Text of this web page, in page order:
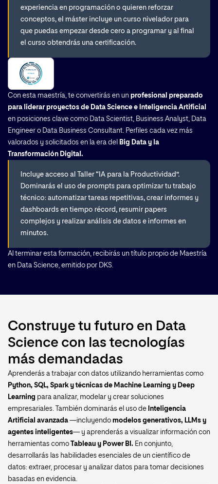
experiencia en programación o quieren reforzar
conceptos, el máster incluye un curso nivelador para
que puedas empezar desde cero a programar y al final
el curso obtendrás una certificación.
Con esta maestría, te convertirás en un profesional preparado
para liderar proyectos de Data Science e Inteligencia Artificial
en posiciones clave como Data Scientist, Business Analyst, Data
Engineer o Data Business Consultant. Perfiles cada vez más
valorados y solicitados en la era del
Big Data y la
Transformación Digital.
Incluye acceso al Taller “IA para la Productividad”.
Dominarás el uso de prompts para optimizar tu trabajo
técnico: automatizar tareas repetitivas, crear informes y
dashboards en tiempo récord, resumir papers
complejos y realizar análisis de datos e informes en
minutos.
Al terminar esta formación, recibirás un título propio de Maestría
en Data Science, emitido por DKS.
Construye tu futuro en Data
Science con las tecnologías
más demandadas
Aprenderás a trabajar con datos utilizando herramientas como
Python, SQL, Spark y técnicas de Machine Learning y Deep
Learning para analizar, modelar y crear soluciones
empresariales. También dominarás el uso de Inteligencia
Artificial avanzada —incluyendo modelos generativos, LLMs y
agentes inteligentes— y aprenderás a visualizar información con
herramientas como Tableau y Power BI. En conjunto,
desarrollarás las habilidades esenciales de un científico de
datos: extraer, procesar y analizar datos para tomar decisiones
basadas en evidencia.